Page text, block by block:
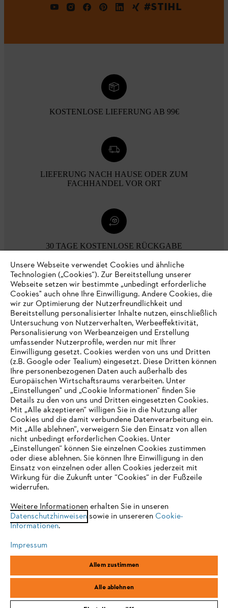
#STIHL
KOSTENLOSE LIEFERUNG AB 99€
LIEFERUNG NACH HAUSE ODER ZUM
FACHHANDEL VOR ORT
30 TAGE KOSTENLOSE RÜCKGABE
Zahlungsmöglichkeiten
Unternehmen
Online Shop
Service
Allgemeine Geschäftsbedingungen
Impressum Cookies Rechtliche Informationen
STIHL Vertriebszentrale AG & Co. KG, D-64807 Dieburg
IHR BROWSER WIRD NICHT
UNTERSTÜTZT
eine optimale Nutzung unserer Seite empfehlen wir Ihnen, zu
einem der folgenden Browser zu wechseln:
Firefox Chrome
Unsere Webseite verwendet Cookies und ähnliche
Technologien („Cookies“). Zur Bereitstellung unserer
Webseite setzen wir bestimmte „unbedingt erforderliche
Cookies" auch ohne Ihre Einwilligung. Andere Cookies, die
wir zur Optimierung der Nutzerfreundlichkeit und
Bereitstellung personalisierter Inhalte nutzen, einschließlich
Untersuchung von Nutzerverhalten, Werbeeffektivität,
Personalisierung von Werbeanzeigen und Erstellung
umfassender Nutzerprofile, werden nur mit Ihrer
Einwilligung gesetzt. Cookies werden von uns und Dritten
(z.B. Google oder Tealium) eingesetzt. Diese Dritten können
Ihre personenbezogenen Daten auch außerhalb des
Europäischen Wirtschaftsraums verarbeiten. Unter
„Einstellungen" und „Cookie Informationen“ finden Sie
Details zu den von uns und Dritten eingesetzten Cookies.
Mit „Alle akzeptieren“ willigen Sie in die Nutzung aller
Cookies und die damit verbundene Datenverarbeitung ein.
Mit „Alle ablehnen“, verweigern Sie den Einsatz von allen
nicht unbedingt erforderlichen Cookies. Unter
„Einstellungen“ können Sie einzelnen Cookies zustimmen
oder diese ablehnen. Sie können Ihre Einwilligung in den
Einsatz von einzelnen oder allen Cookies jederzeit mit
Wirkung für die Zukunft unter “Cookies“ in der Fußzeile
widerrufen.
Weitere Informationen erhalten Sie in unseren
Datenschutzhinweisensowie in unsereren Cookie-
Informationen.
Impressum
Allem zustimmen
Alle ablehnen